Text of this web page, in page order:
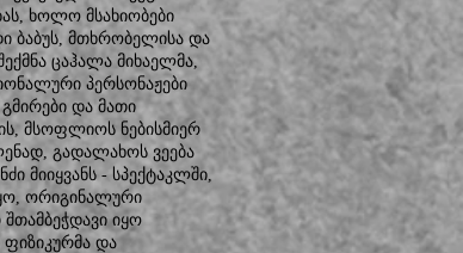
ხოლო მსახიობები
ბაბუს, მთხრობელისა და
ცაჰალა მიხაელმა,
პერსონაჟები
და მათი
მსოფლიოს ნებისმიერ
გადალახოს ვეება
მიიყვანს - სპექტაკლში,
ორიგინალური
იყო
ფიზიკურმა და